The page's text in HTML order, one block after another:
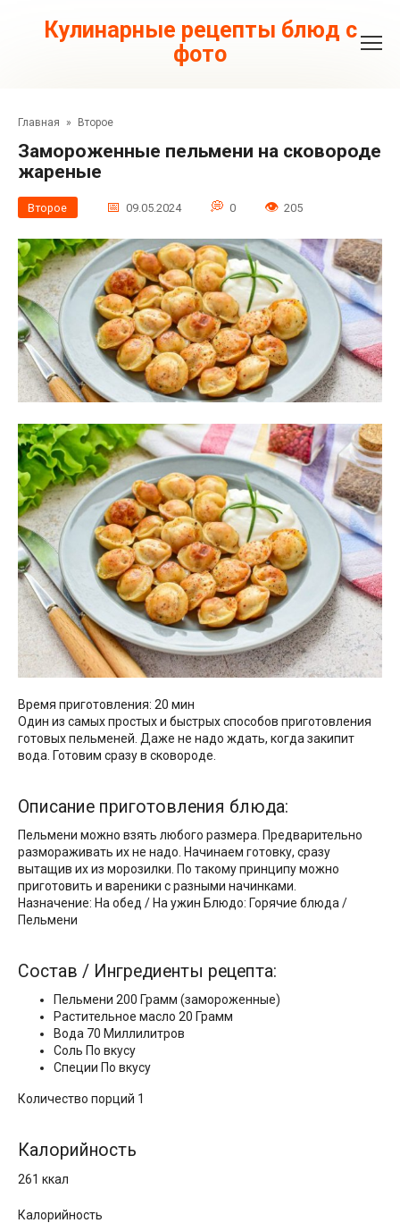
контентуКулинарные рецепты блюд с
фото
Главная » Второе
Замороженные пельмени на сковороде
жареные
Второе 09.05.2024 0 205
Время приготовления: 20 мин
Один из самых простых и быстрых способов приготовления
готовых пельменей. Даже не надо ждать, когда закипит
вода. Готовим сразу в сковороде.
Описание приготовления блюда:
Пельмени можно взять любого размера. Предварительно
размораживать их не надо. Начинаем готовку, сразу
вытащив их из морозилки. По такому принципу можно
приготовить и вареники с разными начинками.
Назначение: На обед / На ужин Блюдо: Горячие блюда /
Пельмени
Состав / Ингредиенты рецепта:
Пельмени 200 Грамм (замороженные)
Растительное масло 20 Грамм
Вода 70 Миллилитров
Соль По вкусу
Специи По вкусу
Количество порций 1
Калорийность
261 ккал
Калорийность